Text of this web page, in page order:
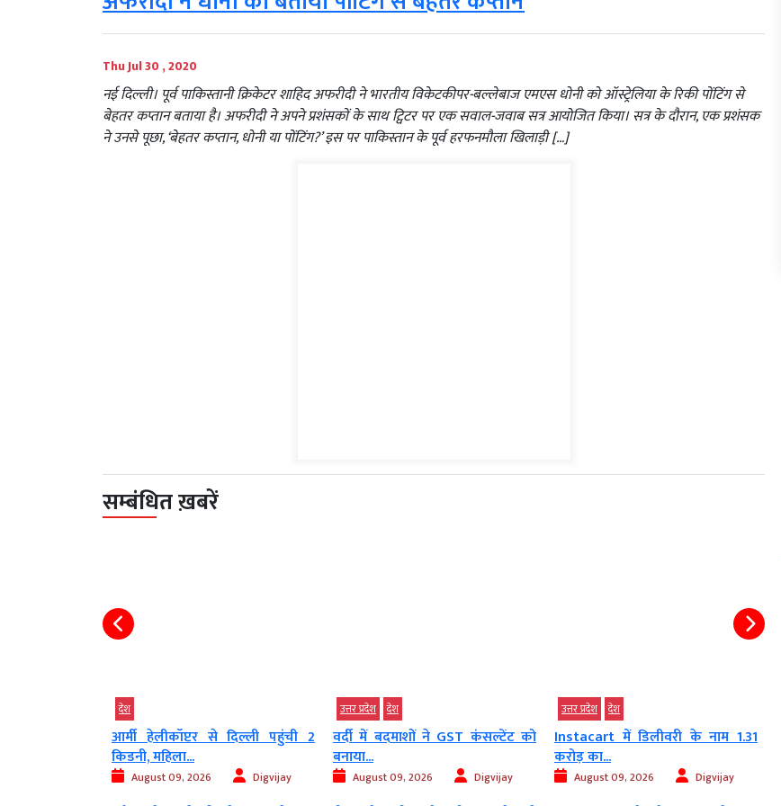
Thu Jul 30 , 2020
नई दिल्ली। पूर्व पाकिस्तानी क्रिकेटर शाहिद अफरीदी ने भारतीय विकेटकीपर-बल्लेबाज एमएस धोनी को ऑस्ट्रेलिया के रिकी पोंटिंग से
बेहतर कप्तान बताया है। अफरीदी ने अपने प्रशंसकों के साथ ट्विटर पर एक सवाल-जवाब सत्र आयोजित किया। सत्र के दौरान, एक प्रशंसक
ने उनसे पूछा, ‘बेहतर कप्तान, धोनी या पोंटिंग?’ इस पर पाकिस्तान के पूर्व हरफनमौला खिलाड़ी […]
सम्बंधित ख़बरें
देश
आर्मी हेलीकॉप्टर से दिल्ली पहुंची 2
किडनी, महिला...
August 09, 2026 Digvijay
उत्तर प्रदेश देश
वर्दी में बदमाशों ने GST कंसल्टेंट को
बनाया...
August 09, 2026 Digvijay
उत्तर प्रदेश देश
Instacart में डिलीवरी के नाम 1.31
करोड़ का...
August 09, 2026 Digvijay